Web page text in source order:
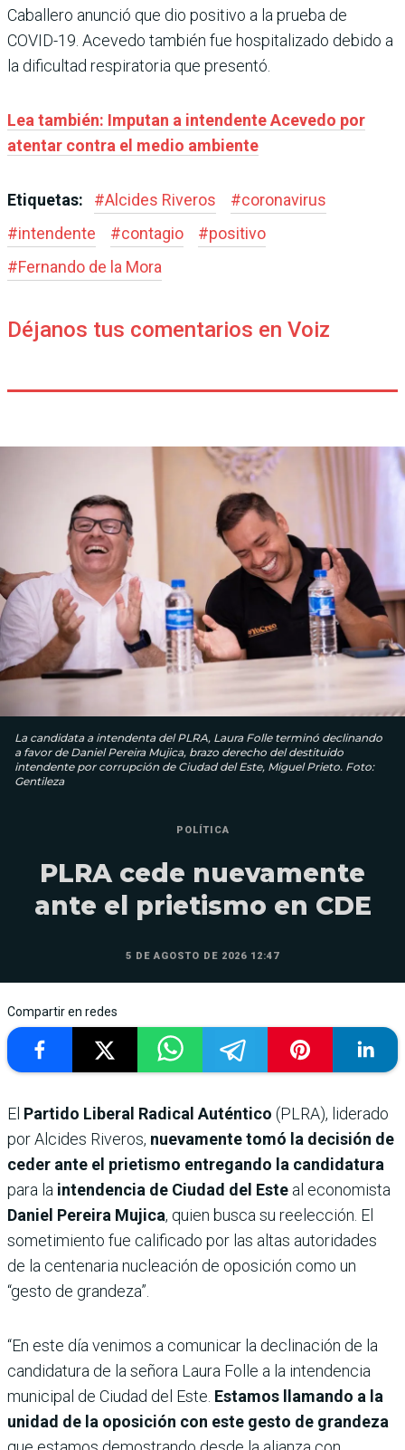
Caballero anunció que dio positivo a la prueba de
COVID-19. Acevedo también fue hospitalizado debido a
la dificultad respiratoria que presentó.
Lea también: Imputan a intendente Acevedo por
atentar contra el medio ambiente
Etiquetas: #Alcides Riveros #coronavirus
#intendente #contagio #positivo
#Fernando de la Mora
Déjanos tus comentarios en Voiz
La candidata a intendenta del PLRA, Laura Folle terminó declinando
a favor de Daniel Pereira Mujica, brazo derecho del destituido
intendente por corrupción de Ciudad del Este, Miguel Prieto. Foto:
Gentileza
POLÍTICA
PLRA cede nuevamente
ante el prietismo en CDE
5 DE AGOSTO DE 2026 12:47
Compartir en redes
El Partido Liberal Radical Auténtico (PLRA), liderado
por Alcides Riveros, nuevamente tomó la decisión de
ceder ante el prietismo entregando la candidatura
para la intendencia de Ciudad del Este al economista
Daniel Pereira Mujica, quien busca su reelección. El
sometimiento fue calificado por las altas autoridades
de la centenaria nucleación de oposición como un
“gesto de grandeza”.
“En este día venimos a comunicar la declinación de la
candidatura de la señora Laura Folle a la intendencia
municipal de Ciudad del Este. Estamos llamando a la
unidad de la oposición con este gesto de grandeza